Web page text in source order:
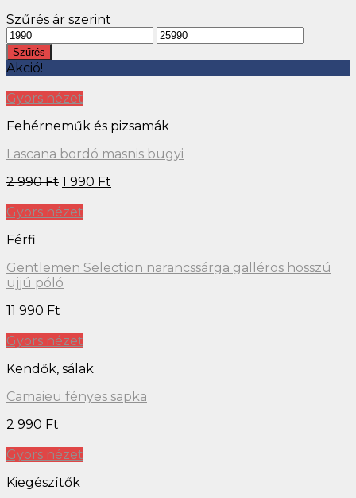
Szűrés ár szerint
Szűrés
Akció!
Gyors nézet
Fehérneműk és pizsamák
Lascana bordó masnis bugyi
2 990Ft 1 990 Ft
Gyors nézet
Férfi
Gentlemen Selection narancssárga galléros hosszú
ujjú póló
11 990 Ft
Gyors nézet
Kendők, sálak
Camaieu fényes sapka
2 990 Ft
Gyors nézet
Kiegészítők